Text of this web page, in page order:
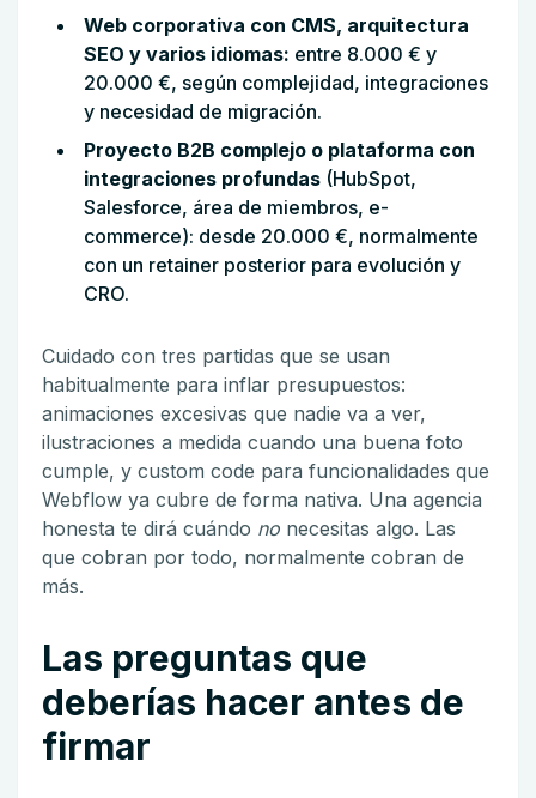
Web corporativa con CMS, arquitectura
SEO y varios idiomas: entre 8.000 € y
20.000 €, según complejidad, integraciones
y necesidad de migración.
Proyecto B2B complejo o plataforma con
integraciones profundas (HubSpot,
Salesforce, área de miembros, e-
commerce): desde 20.000 €, normalmente
con un retainer posterior para evolución y
CRO.
Cuidado con tres partidas que se usan
habitualmente para inflar presupuestos:
animaciones excesivas que nadie va a ver,
ilustraciones a medida cuando una buena foto
cumple, y custom code para funcionalidades que
Webflow ya cubre de forma nativa. Una agencia
honesta te dirá cuándo no necesitas algo. Las
que cobran por todo, normalmente cobran de
más.
Las preguntas que
deberías hacer antes de
firmar